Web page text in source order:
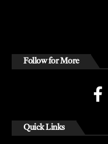
Follow for More
Quick Links